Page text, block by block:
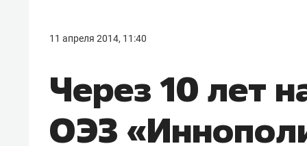
11 апреля 2014, 11:40
Через 10 лет
ОЭЗ
правил, бизнес может
потерять минимум
полгода»